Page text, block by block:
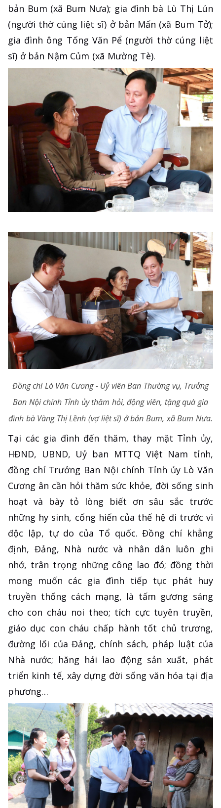
bản Bum (xã Bum Nưa); gia đình bà Lù Thị Lún
(người thờ cúng liệt sĩ) ở bản Mấn (xã Bum Tở);
gia đình ông Tống Văn Pể (người thờ cúng liệt
sĩ) ở bản Nậm Củm (xã Mường Tè).
Đồng chí Lò Văn Cương - Uỷ viên Ban Thường vụ, Trưởng
Ban Nội chính Tỉnh ủy thăm hỏi, động viên, tặng quà gia
đình bà Vàng Thị Lềnh (vợ liệt sĩ) ở bản Bum, xã Bum Nưa.
Tại các gia đình đến thăm, thay mặt Tỉnh ủy,
HĐND, UBND, Uỷ ban MTTQ Việt Nam tỉnh,
đồng chí Trưởng Ban Nội chính Tỉnh ủy Lò Văn
Cương ân cần hỏi thăm sức khỏe, đời sống sinh
hoạt và bày tỏ lòng biết ơn sâu sắc trước
những hy sinh, cống hiến của thế hệ đi trước vì
độc lập, tự do của Tổ quốc. Đồng chí khẳng
định, Đảng, Nhà nước và nhân dân luôn ghi
nhớ, trân trọng những công lao đó; đồng thời
mong muốn các gia đình tiếp tục phát huy
truyền thống cách mạng, là tấm gương sáng
cho con cháu noi theo; tích cực tuyên truyền,
giáo dục con cháu chấp hành tốt chủ trương,
đường lối của Đảng, chính sách, pháp luật của
Nhà nước; hăng hái lao động sản xuất, phát
triển kinh tế, xây dựng đời sống văn hóa tại địa
phương…